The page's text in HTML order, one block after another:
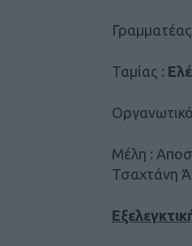
Ταμίας :
Μέλη :
Τσαχτάνη